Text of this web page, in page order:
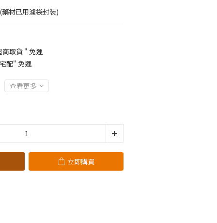
材已用濾袋封裝)
取貨 " 免運
配" 免運
查看更多
立即購買